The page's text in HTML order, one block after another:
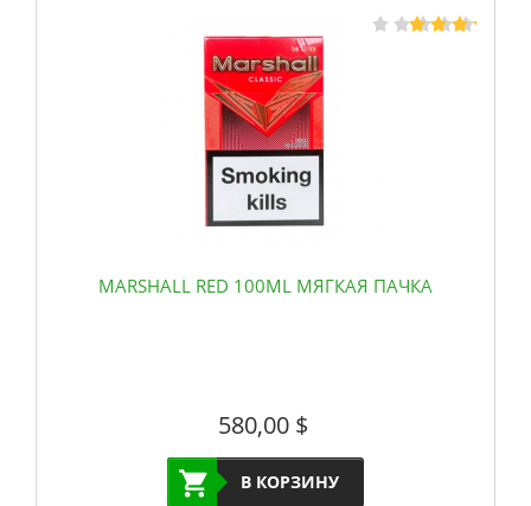
MARSHALL RED 100ML МЯГКАЯ ПАЧКА
580,00$
В КОРЗИНУ